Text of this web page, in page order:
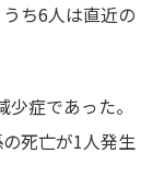
ち6人は直近の
症であった。
死亡が1人発生